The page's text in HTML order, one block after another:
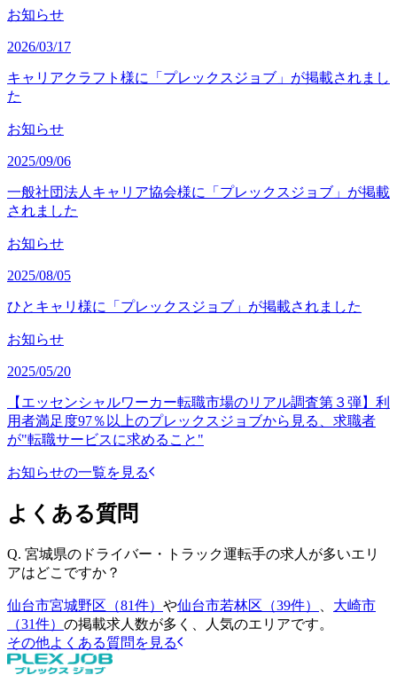
お知らせ
2026/03/17
キャリアクラフト様に「プレックスジョブ」が掲載されまし
た
お知らせ
2025/09/06
一般社団法人キャリア協会様に「プレックスジョブ」が掲載
されました
お知らせ
2025/08/05
ひとキャリ様に「プレックスジョブ」が掲載されました
お知らせ
2025/05/20
【エッセンシャルワーカー転職市場のリアル調査第３弾】利
用者満足度97％以上のプレックスジョブから見る、求職者
が"転職サービスに求めること"
お知らせの一覧を見る
よくある質問
Q. 宮城県のドライバー・トラック運転手の求人が多いエリ
アはどこですか？
仙台市宮城野区（81件） や仙台市若林区（39件）
大崎市
（31件） の掲載求人数が多く、人気のエリアです。
その他よくある質問を見る